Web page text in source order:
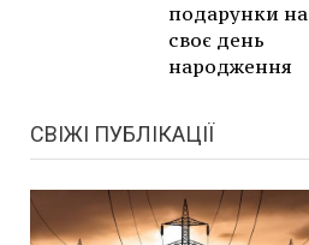
подарунки на
своє день
народження
СВІЖІ ПУБЛІКАЦІЇ